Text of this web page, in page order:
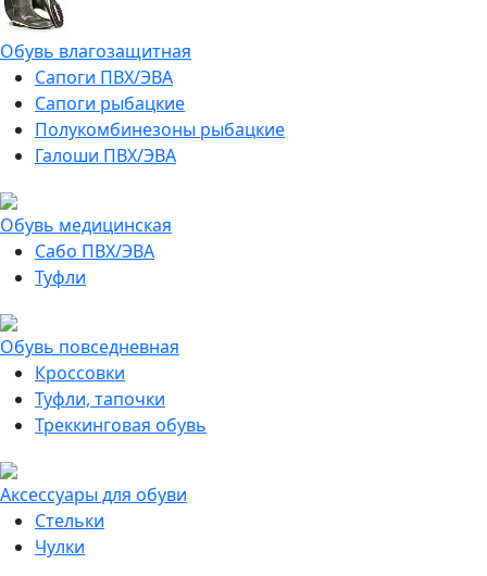
Обувь влагозащитная
Сапоги ПВХ/ЭВА
Сапоги рыбацкие
Полукомбинезоны рыбацкие
Галоши ПВХ/ЭВА
Обувь медицинская
Сабо ПВХ/ЭВА
Туфли
Обувь повседневная
Кроссовки
Туфли, тапочки
Треккинговая обувь
Аксессуары для обуви
Стельки
Чулки